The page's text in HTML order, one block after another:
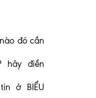
đó cần
hãy điền
ở BIỂU